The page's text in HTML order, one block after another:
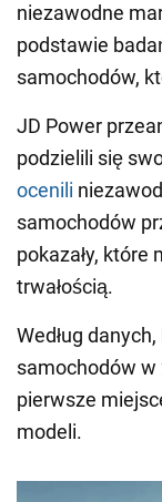
niezawodne
podstawie
samochodów,
JD Power
podzielili się
ocenili
samochodów
pokazały, które
trwałością.
Według danych,
samochodów w
pierwsze
modeli.